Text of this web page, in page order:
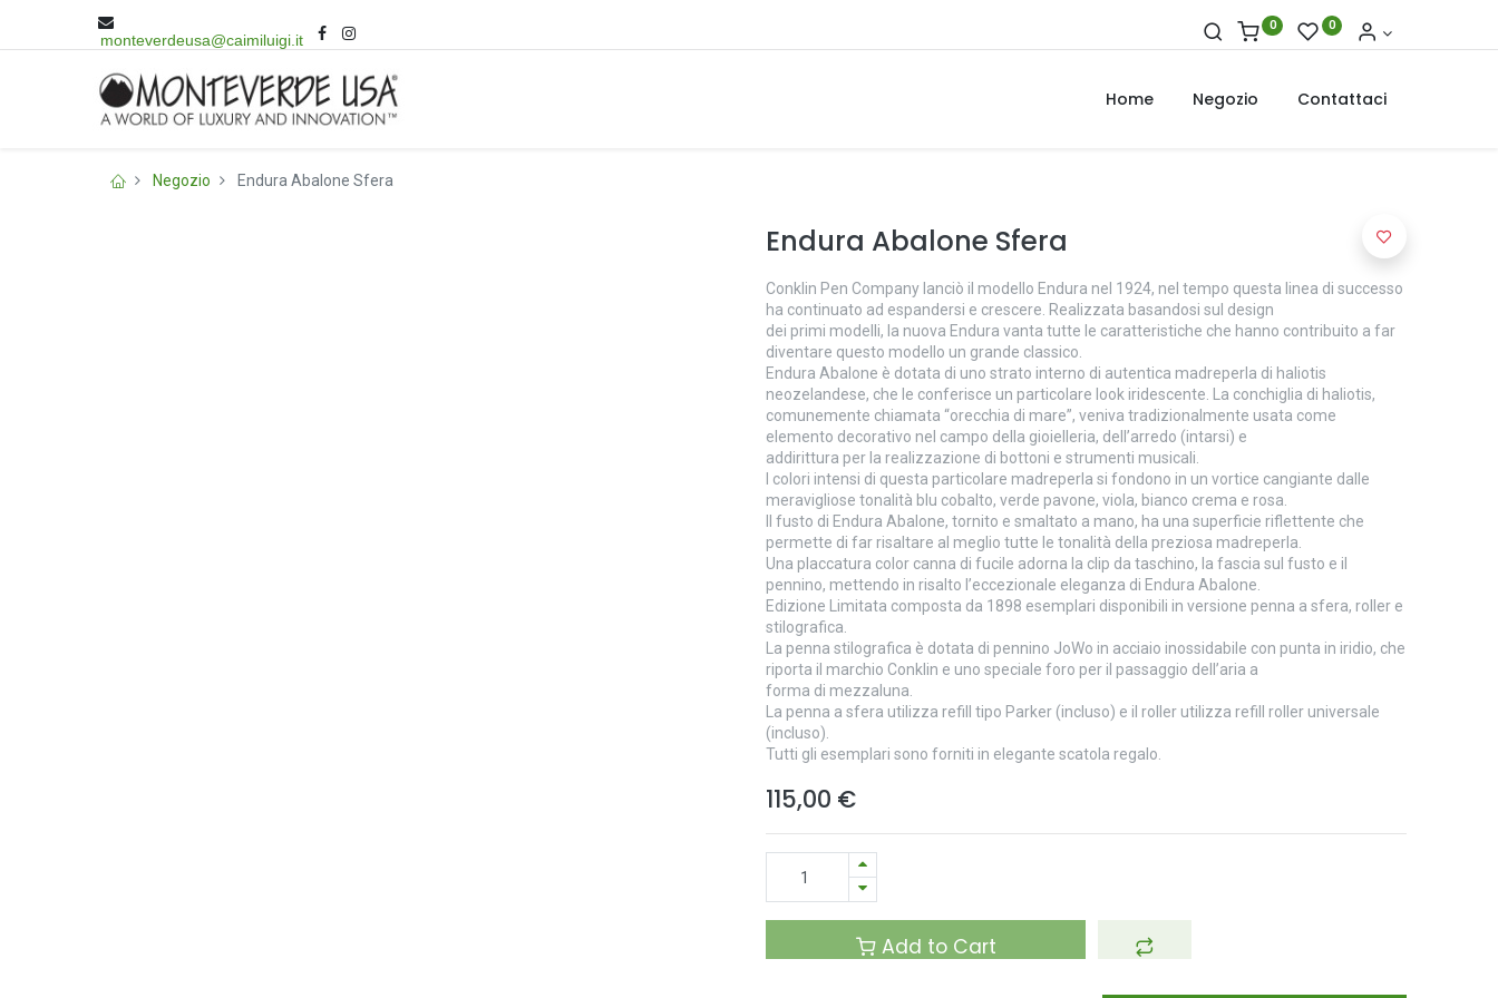
monteverdeusa@caimiluigi.it
0 0
Home Negozio Contattaci
Negozio Endura Abalone Sfera
Endura Abalone Sfera
Conklin Pen Company lanciò il modello Endura nel 1924, nel tempo questa linea di successo
ha continuato ad espandersi e crescere. Realizzata basandosi sul design
dei primi modelli, la nuova Endura vanta tutte le caratteristiche che hanno contribuito a far
diventare questo modello un grande classico.
Endura Abalone è dotata di uno strato interno di autentica madreperla di haliotis
neozelandese, che le conferisce un particolare look iridescente. La conchiglia di haliotis,
comunemente chiamata “orecchia di mare”, veniva tradizionalmente usata come
elemento decorativo nel campo della gioielleria, dell’arredo (intarsi) e
addirittura per la realizzazione di bottoni e strumenti musicali.
I colori intensi di questa particolare madreperla si fondono in un vortice cangiante dalle
meravigliose tonalità blu cobalto, verde pavone, viola, bianco crema e rosa.
Il fusto di Endura Abalone, tornito e smaltato a mano, ha una superficie riflettente che
permette di far risaltare al meglio tutte le tonalità della preziosa madreperla.
Una placcatura color canna di fucile adorna la clip da taschino, la fascia sul fusto e il
pennino, mettendo in risalto l’eccezionale eleganza di Endura Abalone.
Edizione Limitata composta da 1898 esemplari disponibili in versione penna a sfera, roller e
stilografica.
La penna stilografica è dotata di pennino JoWo in acciaio inossidabile con punta in iridio, che
riporta il marchio Conklin e uno speciale foro per il passaggio dell’aria a
forma di mezzaluna.
La penna a sfera utilizza refill tipo Parker (incluso) e il roller utilizza refill roller universale
(incluso).
Tutti gli esemplari sono forniti in elegante scatola regalo.
115,00 €
Add to Cart